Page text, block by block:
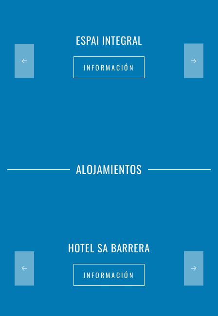
ESPAI INTEGRAL
INFORMACIÓN
ALOJAMIENTOS
HOTEL SA BARRERA
INFORMACIÓN